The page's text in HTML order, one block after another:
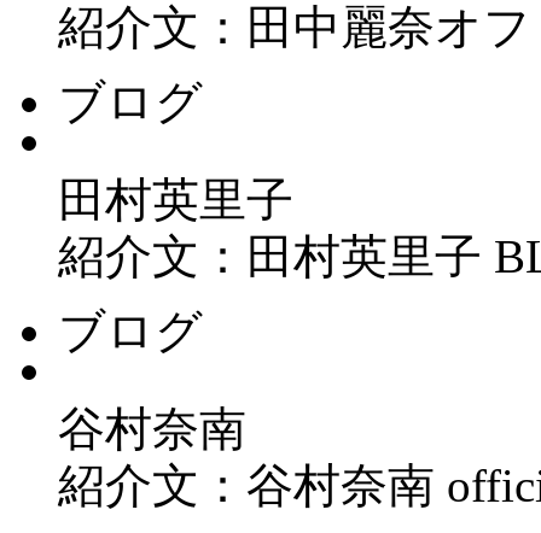
紹介文：田中麗奈オ
ブログ
田村英里子
紹介文：田村英里子
ブログ
谷村奈南
紹介文：谷村奈南